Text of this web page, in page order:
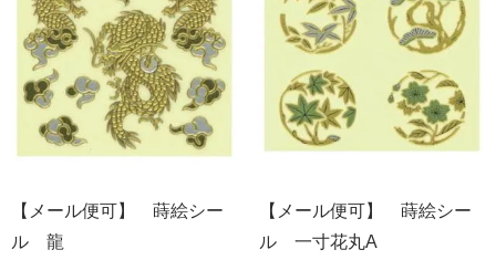
【メール便可】 蒔絵シー
ル 龍
【メール便可】 蒔絵シー
ル 一寸花丸A